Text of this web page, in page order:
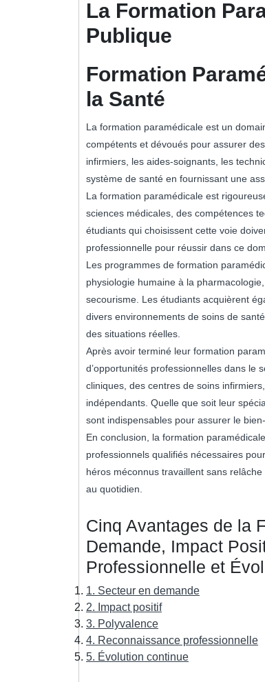
La Formation
Publique
Formation
la Santé
La formation paramédicale est un
compétents et dévoués pour assurer
infirmiers, les aides-soignants, les
système de santé en fournissant une
La formation paramédicale est
sciences médicales, des compétences
étudiants qui choisissent cette voie
professionnelle pour réussir dans ce
Les programmes de formation
physiologie humaine à la
secourisme. Les étudiants acquièrent
divers environnements de soins de
des situations réelles.
Après avoir terminé leur formation
d’opportunités professionnelles dans le
cliniques, des centres de soins
indépendants. Quelle que soit leur
sont indispensables pour assurer le
En conclusion, la formation
professionnels qualifiés nécessaires
héros méconnus travaillent sans
au quotidien.
Cinq Avantages de la
Demande, Impact
Professionnelle et
1. Secteur en demande
2. Impact positif
3. Polyvalence
4. Reconnaissance professionnelle
5. Évolution continue